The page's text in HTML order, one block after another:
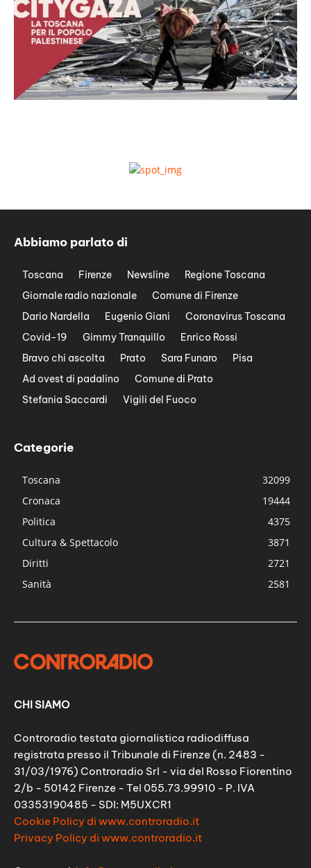
Abbiamo parlato di
Toscana Firenze Newsline
Regione Toscana
Giornale radio nazionale
Comune di Firenze
Dario Nardella
Eugenio Giani
Coronavirus Toscana
Covid-19
Gimmy Tranquillo
Enrico Rossi
Bravo chi ascolta
Prato Sara Funaro
Pisa
Ad ovest di padalino
Comune di Prato
Stefania Saccardi
Vigili del Fuoco
Categorie
Toscana
32099
Cronaca
19444
Politica
4375
Cultura & Spettacolo
3871
Diritti
2721
Sanità
2581
CHI SIAMO
Controradio testata giornalistica radiodiffusa
registrata presso il Tribunale di Firenze (n. 2483 -
31/03/1976) Controradio Srl - via del Rosso Fiorentino
2/b - 50142 Firenze - Tel 055.73.99910 - P. IVA
03353190485 - SDI: M5UXCR1
Cookie Policy di www.controradio.it
Privacy Policy di www.controradio.it